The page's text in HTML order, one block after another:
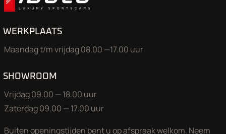
WERKPLAATS
Maandag t/m vrijdag 08.00 —17.00 uur
SHOWROOM
Vrijdag 09.00 — 18.00 uur
Zaterdag 09.00 — 17.00 uur
Buiten openingstijden bent u op afspraak welkom. Neem